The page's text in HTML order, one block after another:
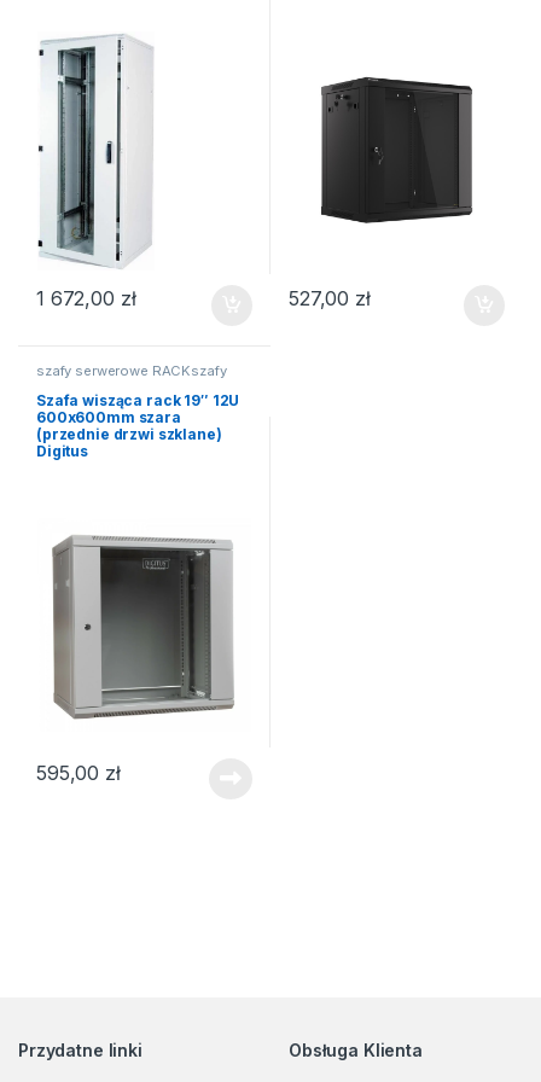
1 672,00 zł 527,00 zł
szafy serwerowe RACKszafy
teleinformatyczne
Szafa wisząca rack 19″ 12U
600x600mm szara
(przednie drzwi szklane)
Digitus
595,00 zł
Przydatne linki
Obsługa Klienta